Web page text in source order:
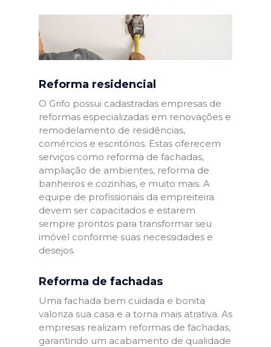
Reforma residencial
O Grifo possui cadastradas empresas de
reformas especializadas em renovações e
remodelamento de residências,
comércios e escritórios. Estas oferecem
serviços como reforma de fachadas,
ampliação de ambientes, reforma de
banheiros e cozinhas, e muito mais. A
equipe de profissionais da empreiteira
devem ser capacitados e estarem
sempre prontos para transformar seu
imóvel conforme suas necessidades e
desejos.
Reforma de fachadas
Uma fachada bem cuidada e bonita
valoriza sua casa e a torna mais atrativa. As
empresas realizam reformas de fachadas,
garantindo um acabamento de qualidade